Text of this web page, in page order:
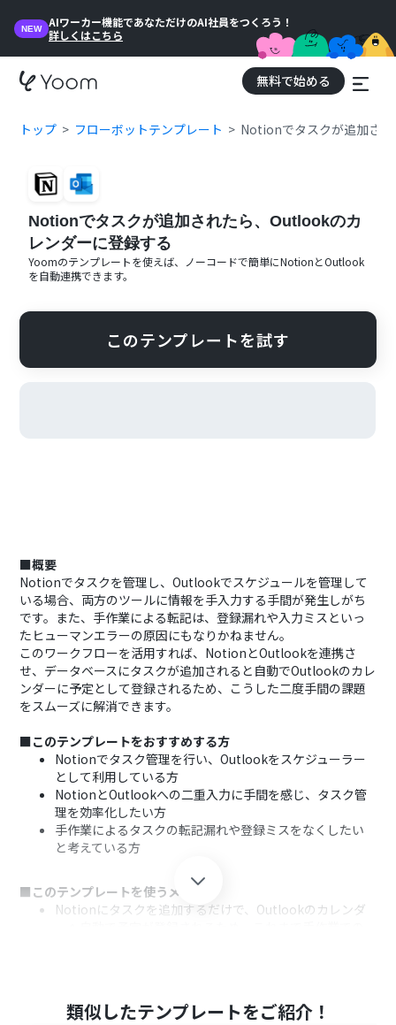
NEW
AIワーカー機能であなただけのAI社員をつくろう！
詳しくはこちら
無料で始める
トップ フローボットテンプレート Notionでタスクが追加さ
Notionでタスクが追加されたら、Outlookのカ
レンダーに登録する
Yoomのテンプレートを使えば、ノーコードで簡単にNotionとOutlook
を自動連携できます。
このテンプレートを試す
■概要
Notionでタスクを管理し、Outlookでスケジュールを管理して
いる場合、両方のツールに情報を手入力する手間が発生しがち
です。また、手作業による転記は、登録漏れや入力ミスといっ
たヒューマンエラーの原因にもなりかねません。
このワークフローを活用すれば、NotionとOutlookを連携さ
せ、データベースにタスクが追加されると自動でOutlookのカレ
ンダーに予定として登録されるため、こうした二度手間の課題
をスムーズに解消できます。
■このテンプレートをおすすめする方
Notionでタスク管理を行い、Outlookをスケジューラー
として利用している方
NotionとOutlookへの二重入力に手間を感じ、タスク管
理を効率化したい方
手作業によるタスクの転記漏れや登録ミスをなくしたい
と考えている方
■このテンプレートを使うメリット
Notionにタスクを追加するだけで、Outlookのカレンダ
類似したテンプレートをご紹介！